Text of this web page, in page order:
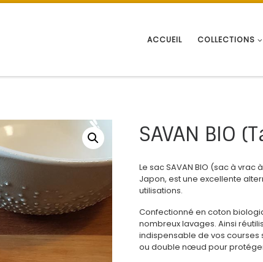
ACCUEIL COLLECTIONS
SAVAN BIO
Le sac SAVAN BIO (sac à
Japon, est une excellente
utilisations.
Confectionné en coton
nombreux lavages. Ainsi
indispensable de vos courses
ou double nœud pour